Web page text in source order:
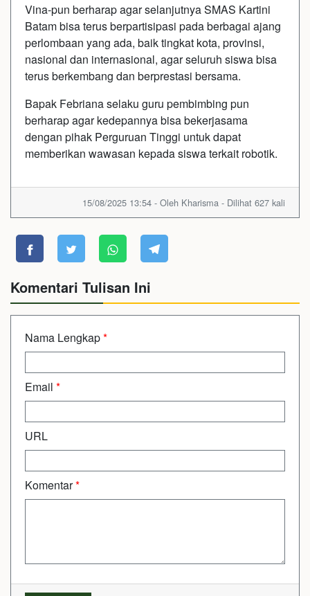
Vina-pun berharap agar selanjutnya SMAS Kartini
Batam bisa terus berpartisipasi pada berbagai ajang
perlombaan yang ada, baik tingkat kota, provinsi,
nasional dan internasional, agar seluruh siswa bisa
terus berkembang dan berprestasi bersama.
Bapak Febriana selaku guru pembimbing pun
berharap agar kedepannya bisa bekerjasama
dengan pihak Perguruan Tinggi untuk dapat
memberikan wawasan kepada siswa terkait robotik.
15/08/2025 13:54 - Oleh Kharisma - Dilihat 627 kali
Komentari Tulisan Ini
Nama Lengkap*
Email *
URL
Komentar*